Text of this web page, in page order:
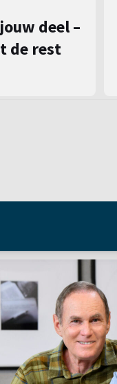
deel –
de rest